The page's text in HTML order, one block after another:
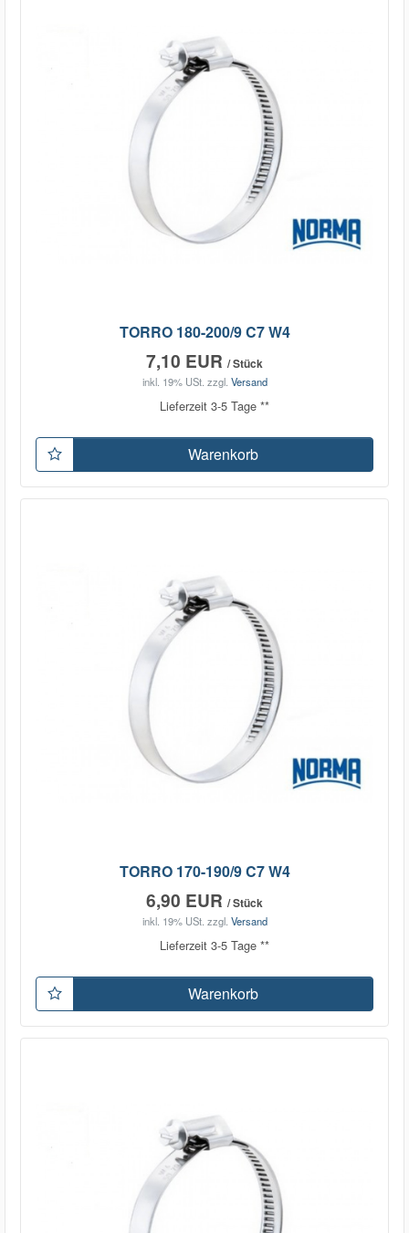
TORRO 180-200/9 C7 W4
7,10 EUR / Stück
inkl. 19% USt. zzgl. Versand
Lieferzeit 3-5 Tage **
Warenkorb
TORRO 170-190/9 C7 W4
6,90 EUR / Stück
inkl. 19% USt. zzgl. Versand
Lieferzeit 3-5 Tage **
Warenkorb